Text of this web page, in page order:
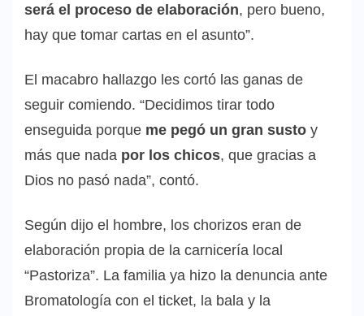
será el proceso de elaboración, pero bueno,
hay que tomar cartas en el asunto”.
El macabro hallazgo les cortó las ganas de
seguir comiendo. “Decidimos tirar todo
enseguida porque me pegó un gran susto y
más que nada por los chicos, que gracias a
Dios no pasó nada”, contó.
Según dijo el hombre, los chorizos eran de
elaboración propia de la carnicería local
“Pastoriza”. La familia ya hizo la denuncia ante
Bromatología con el ticket, la bala y la